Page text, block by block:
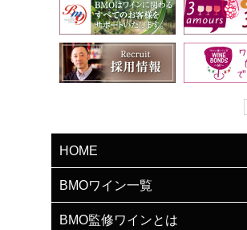
HOME
BMOワイン一覧
BMO監修ワインとは